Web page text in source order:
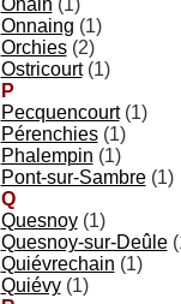
Onnaing (1)
Orchies(2)
Ostricourt(1)
P
Pecquencourt(1)
Pérenchies(1)
Phalempin (1)
Pont-sur-Sambre(1)
Q
Quesnoy(1)
Quesnoy-sur-Deûle
Quiévrechain (1)
Quiévy(1)